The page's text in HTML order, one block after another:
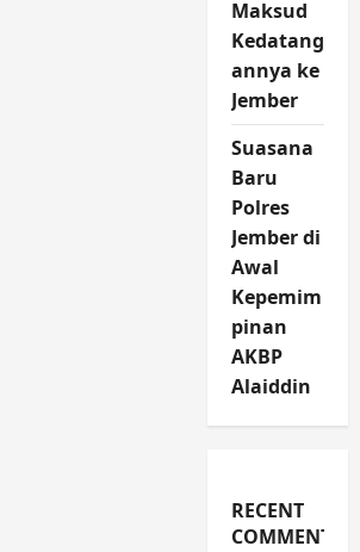
Maksud
Kedatang
annya ke
Jember
Suasana
Baru
Polres
Jember di
Awal
Kepemim
pinan
AKBP
Alaiddin
RECENT
COMMENTS